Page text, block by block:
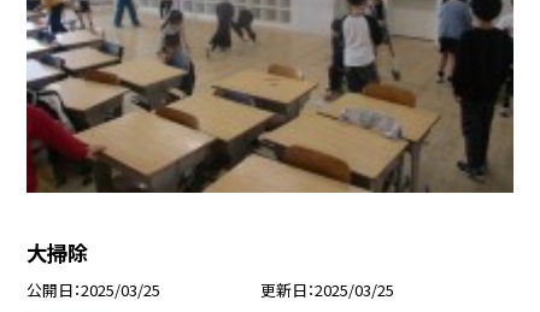
大掃除
公開日 2025/03/25 更新日 2025/03/25